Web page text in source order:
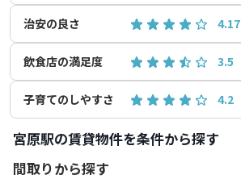
治安の良さ 4.17
飲食店の満足度 3.5
子育てのしやすさ 4.2
宮原駅の賃貸物件を条件から探す
間取りから探す